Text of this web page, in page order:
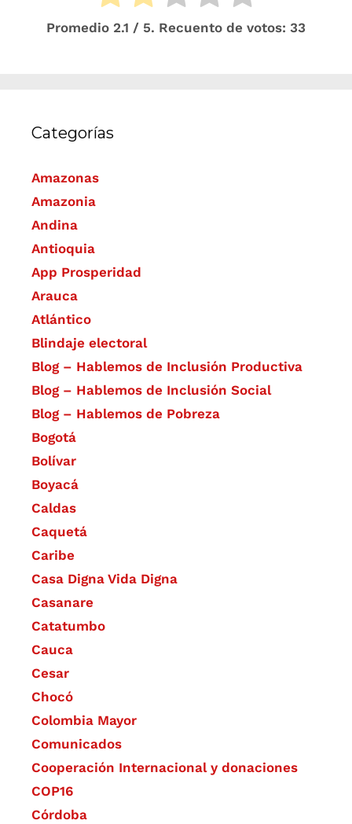
Promedio 2.1 / 5. Recuento de votos: 33
Categorías
Amazonas
Amazonia
Andina
Antioquia
App Prosperidad
Arauca
Atlántico
Blindaje electoral
Blog – Hablemos de Inclusión Productiva
Blog – Hablemos de Inclusión Social
Blog – Hablemos de Pobreza
Bogotá
Bolívar
Boyacá
Caldas
Caquetá
Caribe
Casa Digna Vida Digna
Casanare
Catatumbo
Cauca
Cesar
Chocó
Colombia Mayor
Comunicados
Cooperación Internacional y donaciones
COP16
Córdoba